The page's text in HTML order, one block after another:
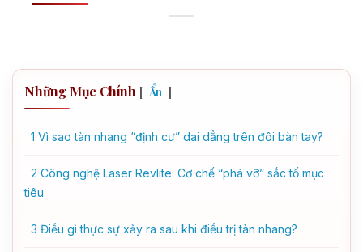
Những Mục Chính [ Ẩn ]
1 Vì sao tàn nhang “định cư” dai dẳng trên đôi bàn tay?
2 Công nghệ Laser Revlite: Cơ chế “phá vỡ” sắc tố mục
tiêu
3 Điều gì thực sự xảy ra sau khi điều trị tàn nhang?